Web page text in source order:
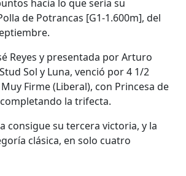
hacia lo que sería su
de Potrancas [G1-1.600m], del
Reyes y presentada por Arturo
Sol y Luna, venció por 4 1/2
Firme (Liberal), con Princesa de
la trifecta.
consigue su tercera victoria, y la
clásica, en solo cuatro